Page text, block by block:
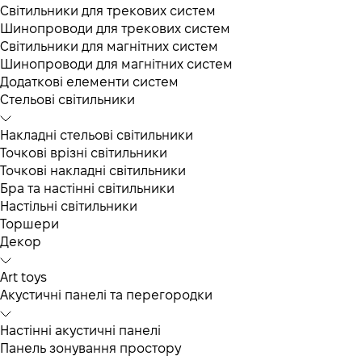
Світильники для трекових систем
Шинопроводи для трекових систем
Світильники для магнітних систем
Шинопроводи для магнітних систем
Додаткові елементи систем
Cтельові світильники
Накладні стельові світильники
Точкові врізні світильники
Точкові накладні світильники
Бра та настінні світильники
Настільні світильники
Торшери
Декор
Art toys
Акустичні панелі та перегородки
Настінні акустичні панелі
Панель зонування простору